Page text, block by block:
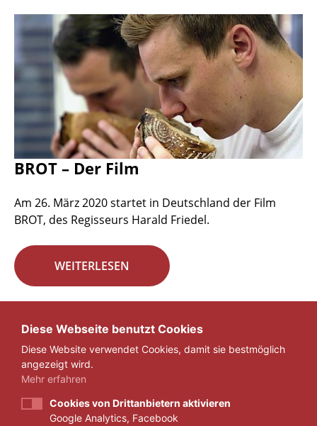
BROT – Der Film
Am 26. März 2020 startet in Deutschland der Film
BROT, des Regisseurs Harald Friedel.
WEITERLESEN
« 1 ... 21 22 23 ... 29 »
Diese Webseite benutzt Cookies
Diese Website verwendet Cookies, damit sie bestmöglich
angezeigt wird.
Mehr erfahren
Cookies von Drittanbietern aktivieren
Google Analytics, Facebook